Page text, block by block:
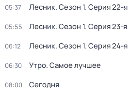
05:37 Лесник. Сезон 1. Серия 22-я
05:55 Лесник. Сезон 1. Серия 23-я
06:12 Лесник. Сезон 1. Серия 24-я
06:30 Утро. Самое лучшее
08:00 Сегодня